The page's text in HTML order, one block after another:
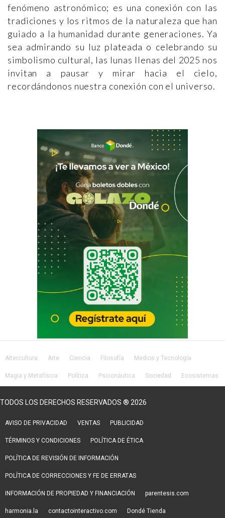
fenómeno astronómico; es una conexión con las
tradiciones y los ritmos de la naturaleza que han
guiado a la humanidad durante generaciones. Ya
sea admirando su luz plateada o celebrando su
simbolismo cultural, las lunas llenas del 2025 nos
invitan a pausar y mirar hacia el cielo,
recordándonos nuestra conexión con el universo.
Altercultura Arte Ciencia Filosofía Medios y Tecnología
Magia y Metafísica Política Psiconáutica Sociedad Ecosistemas
TODOS LOS DERECHOS RESERVADOS ® 2026
AVISO DE PRIVACIDAD VENTAS PUBLICIDAD
TÉRMINOS Y CONDICIONES POLÍTICA DE ÉTICA
POLÍTICA DE REVISIÓN DE INFORMACIÓN
POLÍTICA DE CORRECCIONES Y FE DE ERRATAS
INFORMACIÓN DE PROPIEDAD Y FINANCIACIÓN parentesis.com
harmonia.la contactointeractivo.com Dondé Tienda